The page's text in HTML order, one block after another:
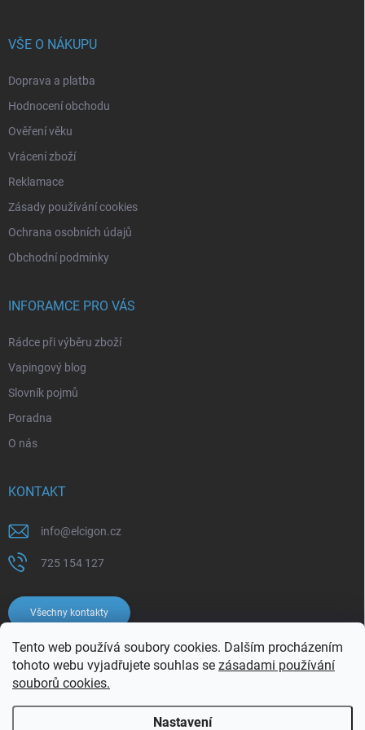
Tento web používá soubory cookies. Dalším procházením
tohoto webu vyjadřujete souhlas se zásadami používání
souborů cookies.
Nastavení
VŠE O NÁKUPU
Doprava a platba
Hodnocení obchodu
Ověření věku
Vrácení zboží
Reklamace
Zásady používání cookies
Ochrana osobních údajů
Obchodní podmínky
INFORAMCE PRO VÁS
Rádce při výběru zboží
Vapingový blog
Slovník pojmů
Poradna
O nás
KONTAKT
info@elcigon.cz
725 154 127
Všechny kontakty